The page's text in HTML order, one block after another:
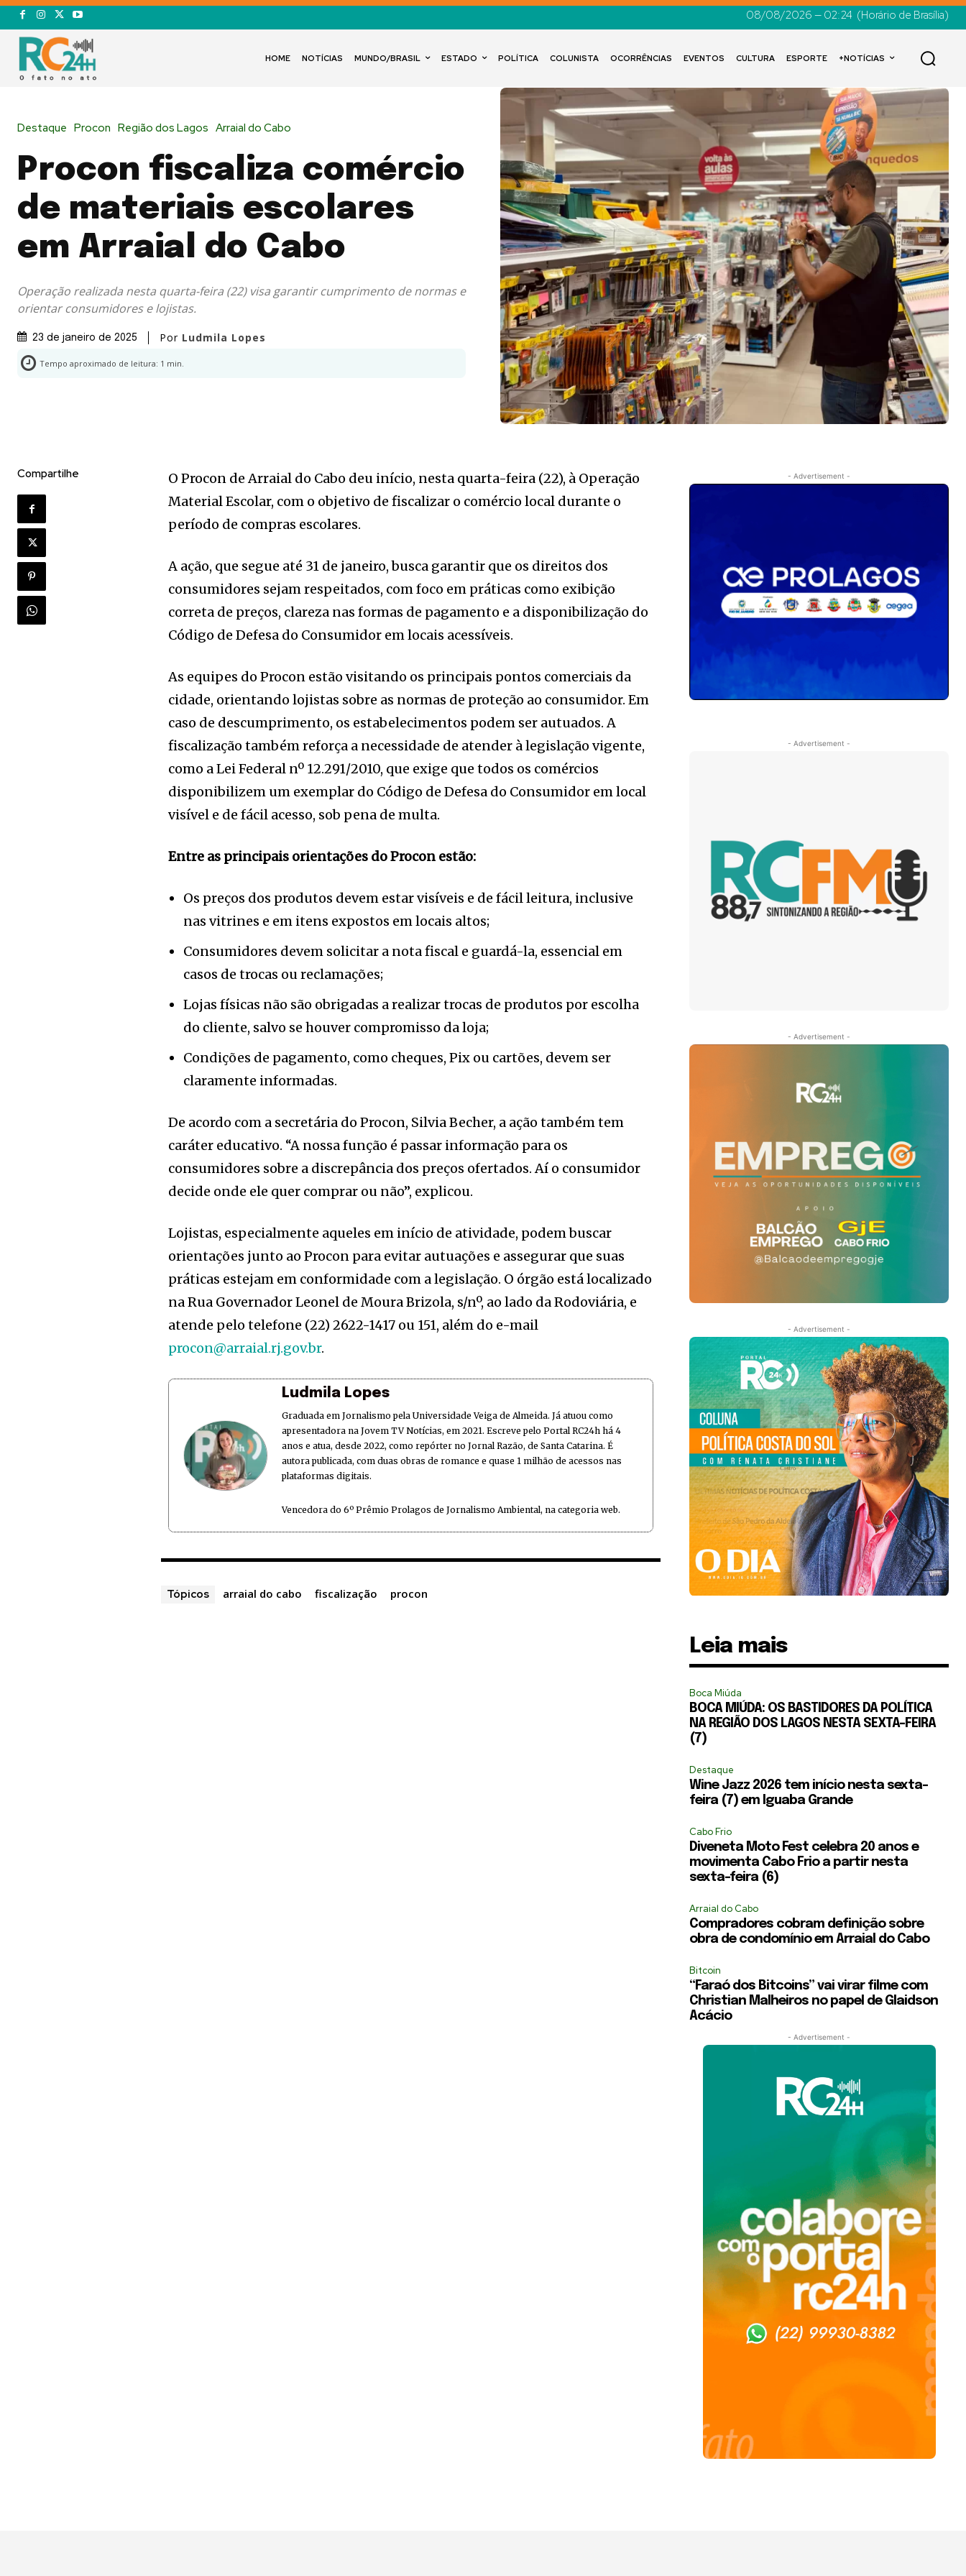
08/08/2026 — 02:24 (Horário de Brasília)
HOME NOTÍCIAS MUNDO/BRASIL ESTADO POLÍTICA COLUNISTA OCORRÊNCIAS EVENTOS CULTURA ESPORTE +NOTÍCIAS
Destaque Procon Região dos Lagos Arraial do Cabo
Procon fiscaliza comércio
de materiais escolares
em Arraial do Cabo
Operação realizada nesta quarta-feira (22) visa garantir cumprimento de normas e
orientar consumidores e lojistas.
23 de janeiro de 2025 Por Ludmila Lopes
Tempo aproximado de leitura: 1 min.
Compartilhe
O Procon de Arraial do Cabo deu início, nesta quarta-feira (22), à Operação
Material Escolar, com o objetivo de fiscalizar o comércio local durante o
período de compras escolares.
A ação, que segue até 31 de janeiro, busca garantir que os direitos dos
consumidores sejam respeitados, com foco em práticas como exibição
correta de preços, clareza nas formas de pagamento e a disponibilização do
Código de Defesa do Consumidor em locais acessíveis.
As equipes do Procon estão visitando os principais pontos comerciais da
cidade, orientando lojistas sobre as normas de proteção ao consumidor. Em
caso de descumprimento, os estabelecimentos podem ser autuados. A
fiscalização também reforça a necessidade de atender à legislação vigente,
como a Lei Federal nº 12.291/2010, que exige que todos os comércios
disponibilizem um exemplar do Código de Defesa do Consumidor em local
visível e de fácil acesso, sob pena de multa.
Entre as principais orientações do Procon estão:
Os preços dos produtos devem estar visíveis e de fácil leitura, inclusive
nas vitrines e em itens expostos em locais altos;
Consumidores devem solicitar a nota fiscal e guardá-la, essencial em
casos de trocas ou reclamações;
Lojas físicas não são obrigadas a realizar trocas de produtos por escolha
do cliente, salvo se houver compromisso da loja;
Condições de pagamento, como cheques, Pix ou cartões, devem ser
claramente informadas.
De acordo com a secretária do Procon, Silvia Becher, a ação também tem
caráter educativo. “A nossa função é passar informação para os
consumidores sobre a discrepância dos preços ofertados. Aí o consumidor
decide onde ele quer comprar ou não”, explicou.
Lojistas, especialmente aqueles em início de atividade, podem buscar
orientações junto ao Procon para evitar autuações e assegurar que suas
práticas estejam em conformidade com a legislação. O órgão está localizado
na Rua Governador Leonel de Moura Brizola, s/nº, ao lado da Rodoviária, e
atende pelo telefone (22) 2622-1417 ou 151, além do e-mail
procon@arraial.rj.gov.br.
Ludmila Lopes
Graduada em Jornalismo pela Universidade Veiga de Almeida. Já atuou como
apresentadora na Jovem TV Notícias, em 2021. Escreve pelo Portal RC24h há 4
anos e atua, desde 2022, como repórter no Jornal Razão, de Santa Catarina. É
autora publicada, com duas obras de romance e quase 1 milhão de acessos nas
plataformas digitais.
Vencedora do 6º Prêmio Prolagos de Jornalismo Ambiental, na categoria web.
Tópicos arraial do cabo fiscalização procon
- Advertisement -
- Advertisement -
- Advertisement -
- Advertisement -
Leia mais
Boca Miúda
BOCA MIÚDA: OS BASTIDORES DA POLÍTICA
NA REGIÃO DOS LAGOS NESTA SEXTA-FEIRA
(7)
Destaque
Wine Jazz 2026 tem início nesta sexta-
feira (7) em Iguaba Grande
Cabo Frio
Diveneta Moto Fest celebra 20 anos e
movimenta Cabo Frio a partir nesta
sexta-feira (6)
Arraial do Cabo
Compradores cobram definição sobre
obra de condomínio em Arraial do Cabo
Bitcoin
“Faraó dos Bitcoins” vai virar filme com
Christian Malheiros no papel de Glaidson
Acácio
- Advertisement -